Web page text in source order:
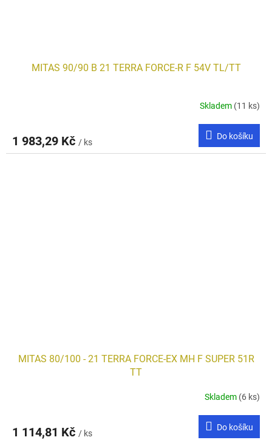
MITAS 90/90 B 21 TERRA FORCE-R F 54V TL/TT
Skladem (11 ks)
1 983,29 Kč / ks
Do košíku
MITAS 80/100 - 21 TERRA FORCE-EX MH F SUPER 51R
TT
Skladem (6 ks)
1 114,81 Kč / ks
Do košíku